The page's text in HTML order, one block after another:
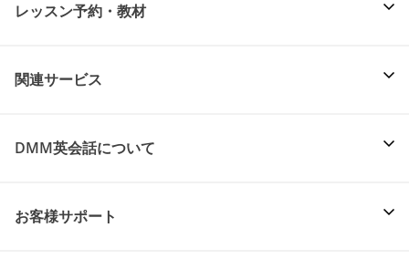
レッスン予約・教材
関連サービス
DMM英会話について
お客様サポート